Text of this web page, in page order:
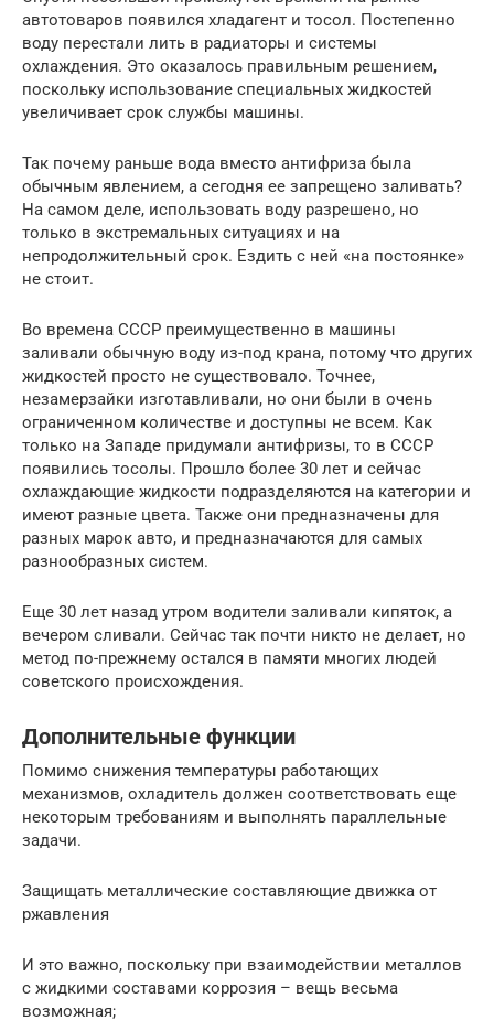
автотоваров появился хладагент и тосол. Постепенно
воду перестали лить в радиаторы и системы
охлаждения. Это оказалось правильным решением,
поскольку использование специальных жидкостей
увеличивает срок службы машины.
Так почему раньше вода вместо антифриза была
обычным явлением, а сегодня ее запрещено заливать?
На самом деле, использовать воду разрешено, но
только в экстремальных ситуациях и на
непродолжительный срок. Ездить с ней «на постоянке»
не стоит.
Во времена СССР преимущественно в машины
заливали обычную воду из-под крана, потому что других
жидкостей просто не существовало. Точнее,
незамерзайки изготавливали, но они были в очень
ограниченном количестве и доступны не всем. Как
только на Западе придумали антифризы, то в СССР
появились тосолы. Прошло более 30 лет и сейчас
охлаждающие жидкости подразделяются на категории и
имеют разные цвета. Также они предназначены для
разных марок авто, и предназначаются для самых
разнообразных систем.
Еще 30 лет назад утром водители заливали кипяток, а
вечером сливали. Сейчас так почти никто не делает, но
метод по-прежнему остался в памяти многих людей
советского происхождения.
Дополнительные функции
Помимо снижения температуры работающих
механизмов, охладитель должен соответствовать еще
некоторым требованиям и выполнять параллельные
задачи.
Защищать металлические составляющие движка от
ржавления
И это важно, поскольку при взаимодействии металлов
с жидкими составами коррозия – вещь весьма
возможная;